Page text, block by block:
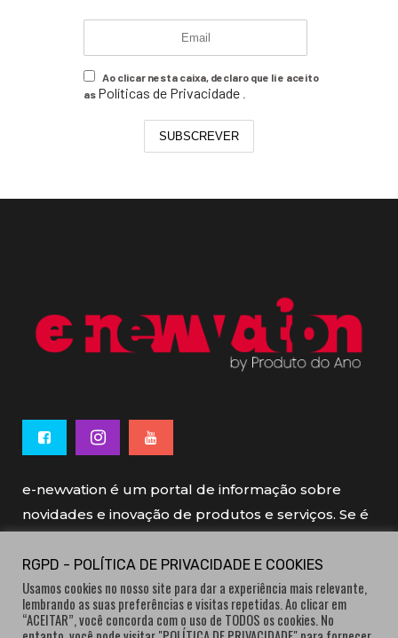
Ao clicar nesta caixa, declaro que li e aceito
as Políticas de Privacidade
SUBSCREVER
e-newvation é um portal de informação sobre
novidades e inovação de produtos e serviços. Se é
e-newvation tem o patrocínio do “Produto do
Ano”, o prémio de inovação atribuído por
RGPD - POLÍTICA DE PRIVACIDADE E COOKIES
Usamos cookies no nosso site para dar a experiência mais relevante,
lembrando as suas preferências e visitas repetidas. Ao clicar em
“ACEITAR”, você concorda com o uso de TODOS os cookies. No